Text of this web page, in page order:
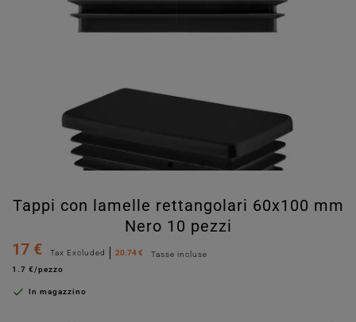
Tappi con lamelle rettangolari 60x100 mm
Nero 10 pezzi
17 €
Tax Excluded 20.74 €
Tasse incluse
1.7 €/pezzo
 In magazzino